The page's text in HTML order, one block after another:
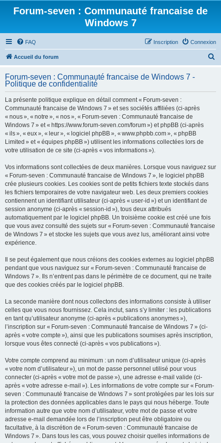
Forum-seven : Communauté francaise de
Windows 7
FAQ Connexion
Inscription
Accueil du forum
h
Forum-seven : Communauté francaise de Windows 7 -
Politique de confidentialité
La présente politique explique en détail comment « Forum-seven :
Communauté francaise de Windows 7 » et ses sociétés affiliées (ci-après
« nous », « notre », « nos », « Forum-seven : Communauté francaise de
Windows 7 » et « https://www.forum-seven.com/forum ») et phpBB (ci-après
« ils », « eux », « leur », « logiciel phpBB », « www.phpbb.com », « phpBB
Limited » et « équipes phpBB ») utilisent les informations collectées lors de
votre utilisation de ce site (ci-après « vos informations »).
Vos informations sont collectées de deux manières. Lorsque vous naviguez sur
« Forum-seven : Communauté francaise de Windows 7 », le logiciel phpBB
crée plusieurs cookies. Les cookies sont de petits fichiers texte stockés dans
les fichiers temporaires de votre navigateur web. Les deux premiers cookies
contiennent un identifiant utilisateur (ci-après « user-id ») et un identifiant de
session anonyme (ci-après « session-id »), tous deux attribués
automatiquement par le logiciel phpBB. Un troisième cookie est créé une fois
que vous avez consulté des sujets sur « Forum-seven : Communauté francaise
de Windows 7 » et stocke les sujets que vous avez lus, améliorant ainsi votre
expérience.
Il se peut également que nous créions des cookies externes au logiciel phpBB
pendant que vous naviguez sur « Forum-seven : Communauté francaise de
Windows 7 ». Ils n’entrent pas dans le périmètre de ce document, qui ne traite
que des cookies créés par le logiciel phpBB.
La seconde manière dont nous collectons des informations consiste à utiliser
celles que vous nous fournissez. Cela inclut, sans s’y limiter : les publications
en tant qu’utilisateur anonyme (ci-après « publications anonymes »),
l’inscription sur « Forum-seven : Communauté francaise de Windows 7 » (ci-
après « votre compte »), ainsi que les publications soumises après inscription,
lorsque vous êtes connecté (ci-après « vos publications »).
Votre compte comprend au minimum : un nom d’utilisateur unique (ci-après
« votre nom d’utilisateur »), un mot de passe personnel utilisé pour vous
connecter (ci-après « votre mot de passe »), une adresse e-mail valide (ci-
après « votre adresse e-mail »). Les informations de votre compte sur « Forum-
seven : Communauté francaise de Windows 7 » sont protégées par les lois sur
la protection des données applicables dans le pays qui nous héberge. Toute
information autre que votre nom d’utilisateur, votre mot de passe et votre
adresse e-mail demandée lors de l’inscription peut être obligatoire ou
facultative, à la discrétion de « Forum-seven : Communauté francaise de
Windows 7 ». Dans tous les cas, vous pouvez choisir quelles informations de